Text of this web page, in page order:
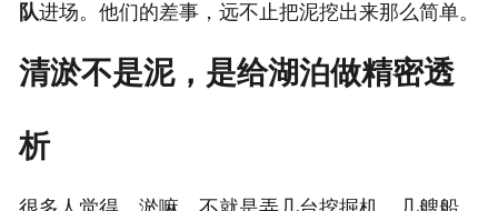
队进场。他们的差事，远不止把泥挖出来那么简单。
清淤不是泥，是给湖泊做精密透
析